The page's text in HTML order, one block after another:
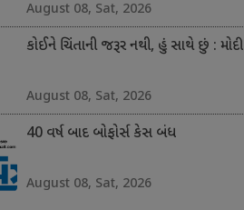
August 08, Sat, 2026
કોઈને ચિંતાની જરૂર નથી, હું સાથે છું : મોદી
August 08, Sat, 2026
40 વર્ષ બાદ બોફોર્સ કેસ બંધ
August 08, Sat, 2026